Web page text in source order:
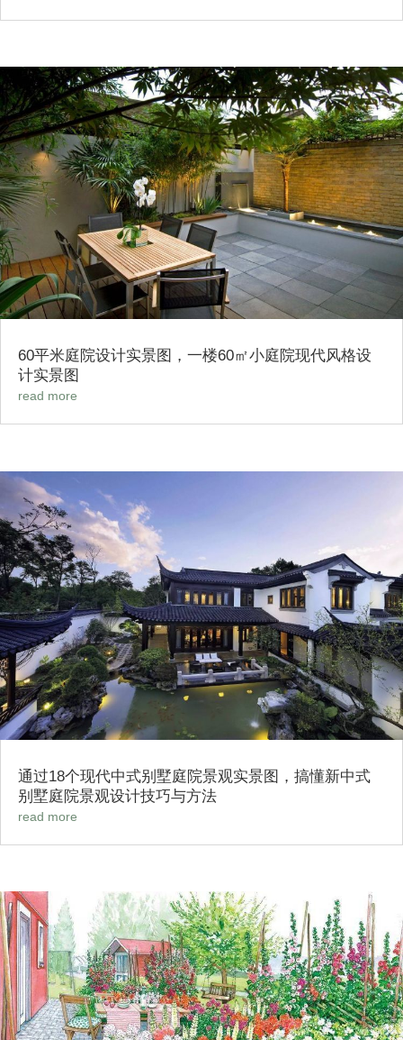
60平米庭院设计实景图，一楼60㎡小庭院现代风格设
计实景图
read more
通过18个现代中式别墅庭院景观实景图，搞懂新中式
别墅庭院景观设计技巧与方法
read more